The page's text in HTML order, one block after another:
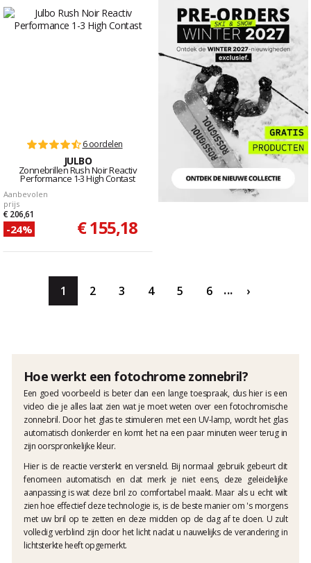
6 oordelen
JULBO
Zonnebrillen Rush Noir Reactiv
Performance 1-3 High Contast
Aanbevolen
prijs
€ 206,61
-24% € 155,18
1 2 3 4 5 6 ... ›
Hoe werkt een fotochrome zonnebril?
Een goed voorbeeld is beter dan een lange toespraak, dus hier is een
video die je alles laat zien wat je moet weten over een fotochromische
zonnebril. Door het glas te stimuleren met een UV-lamp, wordt het glas
automatisch donkerder en komt het na een paar minuten weer terug in
zijn oorspronkelijke kleur.
Hier is de reactie versterkt en versneld. Bij normaal gebruik gebeurt dit
fenomeen automatisch en dat merk je niet eens, deze geleidelijke
aanpassing is wat deze bril zo comfortabel maakt. Maar als u echt wilt
zien hoe effectief deze technologie is, is de beste manier om 's morgens
met uw bril op te zetten en deze midden op de dag af te doen. U zult
volledig verblind zijn door het licht nadat u nauwelijks de verandering in
lichtsterkte heeft opgemerkt.